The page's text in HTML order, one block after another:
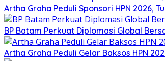
Artha Graha Peduli Sponsori HPN 2026,
BP Batam Perkuat Diplomasi Global
Artha Graha Peduli Gelar Baksos HPN